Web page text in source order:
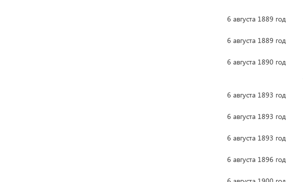
6 августа 1889 год
6 августа 1889 год
6 августа 1890 год
6 августа 1893 год
6 августа 1893 год
6 августа 1893 год
6 августа 1896 год